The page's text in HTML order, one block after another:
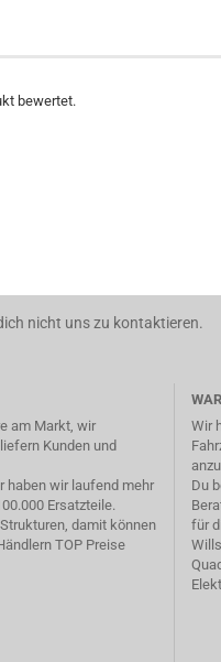
bewertet.
nicht uns zu kontaktieren.
am Markt, wir
Kunden und
haben wir laufend mehr
Ersatzteile.
damit können
TOP Preise
Wir
Du
für